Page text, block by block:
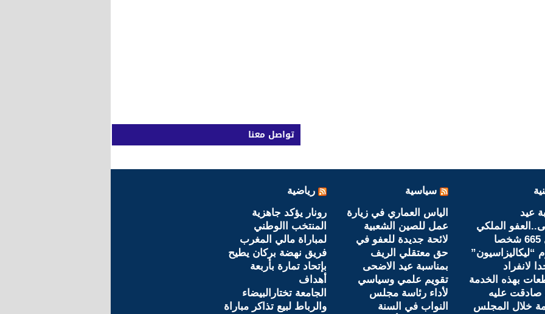
تواصل معنا
عيد
الملكي
“ليكاليزاسيون”
لانفراد
بهذه الخدمة
صادقت عليه
خلال المجلس
سياسية
الياس العماري في زيارة
عمل للصين الشعبية
لائحة جديدة للعفو في
حق معتقلي الريف
بمناسبة عيد الاضحى
تقويم علمي وسياسي
لأداء رئاسة مجلس
النواب في السنة
رياضية
رونار يؤكد جاهزية
المنتخب االوطني
لمباراة مالي المغرب
فريق نهضة بركان يطيح
بإتحاد تمارة بأربعة
أهداف
الجامعة تختارالبيضاء
والرباط لبيع تذاكر مباراة